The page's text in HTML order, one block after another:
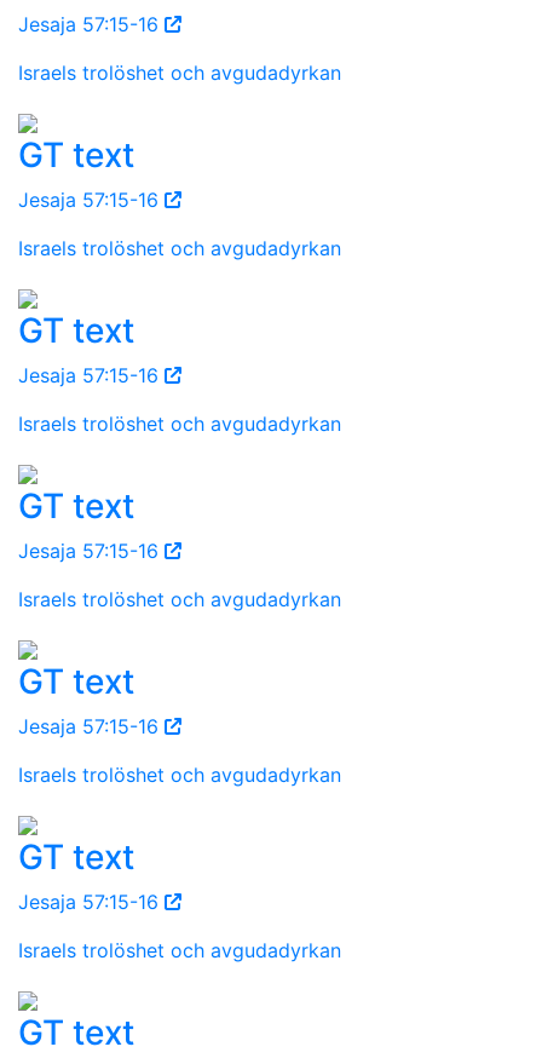
Jesaja 57:15-16
Israels trolöshet och avgudadyrkan
GT text
Jesaja 57:15-16
Israels trolöshet och avgudadyrkan
GT text
Jesaja 57:15-16
Israels trolöshet och avgudadyrkan
GT text
Jesaja 57:15-16
Israels trolöshet och avgudadyrkan
GT text
Jesaja 57:15-16
Israels trolöshet och avgudadyrkan
GT text
Jesaja 57:15-16
Israels trolöshet och avgudadyrkan
GT text